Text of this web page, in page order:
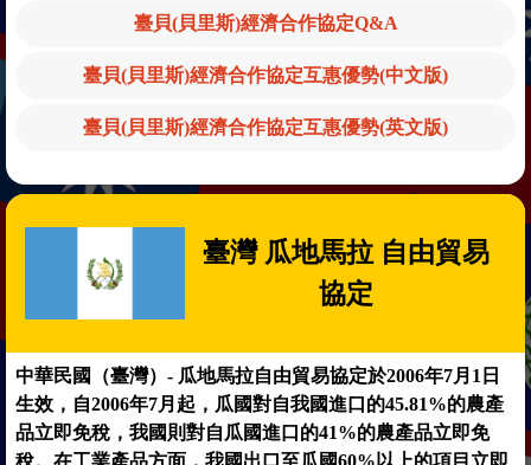
臺貝(貝里斯)經濟合作協定Q&A
臺貝(貝里斯)經濟合作協定互惠優勢(中文版)
臺貝(貝里斯)經濟合作協定互惠優勢(英文版)
臺灣 瓜地馬拉 自由貿易
協定
中華民國（臺灣）- 瓜地馬拉自由貿易協定於2006年7月1日
生效，自2006年7月起，瓜國對自我國進口的45.81%的農產
品立即免稅，我國則對自瓜國進口的41%的農產品立即免
稅。在工業產品方面，我國出口至瓜國60%以上的項目立即